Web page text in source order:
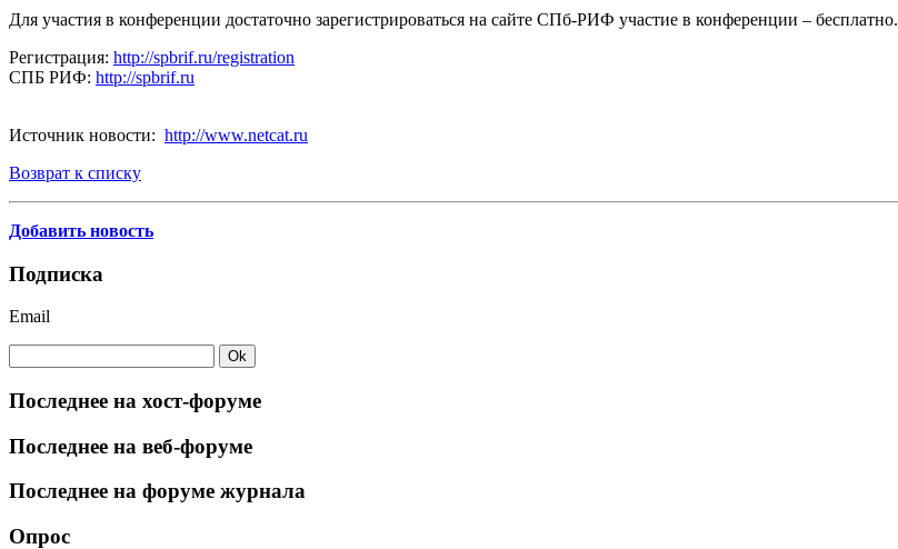
Для участия в конференции достаточно зарегистрироваться на сайте СПб-РИФ участие в конференции – бесплатно.
Регистрация: http://spbrif.ru/registration
СПБ РИФ: http://spbrif.ru
Источник новости: http://www.netcat.ru
Возврат к списку
Добавить новость
Подписка
Email
Последнее на хост-форуме
Последнее на веб-форуме
Последнее на форуме журнала
Опрос